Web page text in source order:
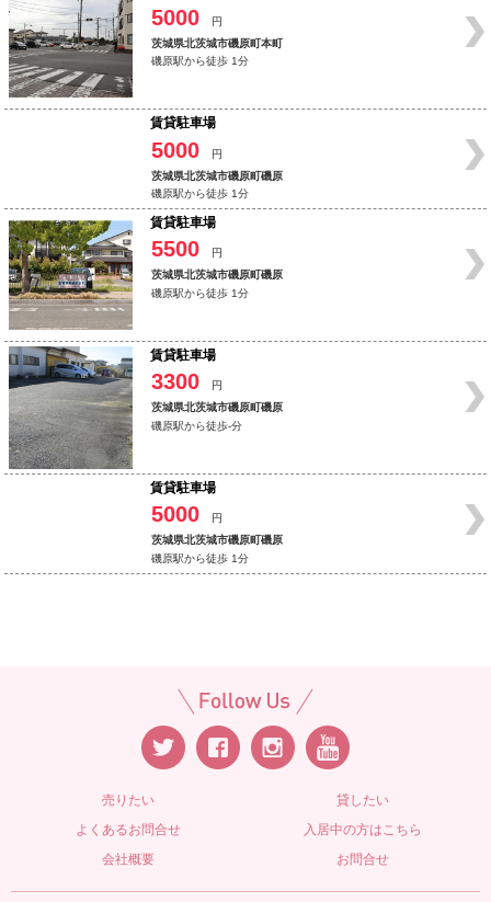
5000
円
茨城県北茨城市磯原町本町
磯原駅から徒歩 1分
賃貸駐車場
5000
円
茨城県北茨城市磯原町磯原
磯原駅から徒歩 1分
賃貸駐車場
5500
円
茨城県北茨城市磯原町磯原
磯原駅から徒歩 1分
賃貸駐車場
3300
円
茨城県北茨城市磯原町磯原
磯原駅から徒歩-分
賃貸駐車場
5000
円
茨城県北茨城市磯原町磯原
磯原駅から徒歩 1分
売りたい
貸したい
よくあるお問合せ
入居中の方はこちら
会社概要
お問合せ